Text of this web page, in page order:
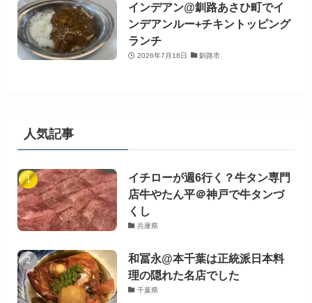
インデアン@釧路あさひ町でイ
ンデアンルー+チキントッピング
ランチ
2026年7月18日 釧路市
人気記事
イチローが週6行く？牛タン専門
店牛やたん平＠神戸で牛タンづ
くし
兵庫県
和冨永@本千葉は正統派日本料
理の隠れた名店でした
千葉県